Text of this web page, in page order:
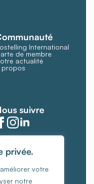
International
de membre
actualité
propos
suivre
privée.
votre
notre